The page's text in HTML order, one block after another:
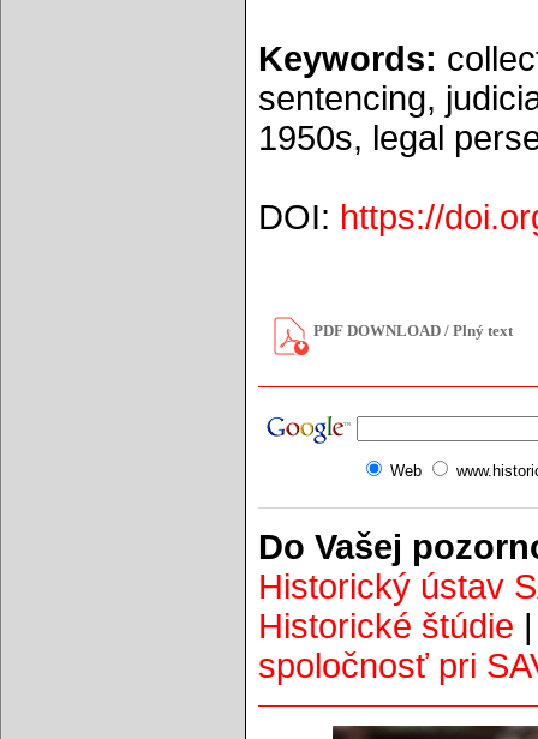
Keywords:
sentencing,
1950s, legal
DOI: https://
PDF DOWNLOAD / Plný text
Web
Do Vašej
Historický ústav
Historické štúdie
spoločnosť pri